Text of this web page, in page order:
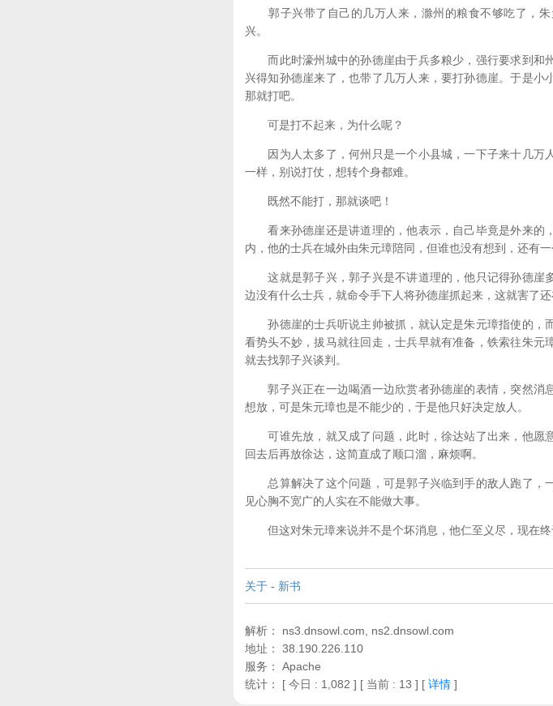
郭子兴带了自己的几万人来，滁州的粮食不够吃了，朱
兴。
而此时濠州城中的孙德崖由于兵多粮少，强行要求到和
兴得知孙德崖来了，也带了几万人来，要打孙德崖。于是小
那就打吧。
可是打不起来，为什么呢？
因为人太多了，何州只是一个小县城，一下子来十几万
一样，别说打仗，想转个身都难。
既然不能打，那就谈吧！
看来孙德崖还是讲道理的，他表示，自己毕竟是外来的
内，他的士兵在城外由朱元璋陪同，但谁也没有想到，还有一
这就是郭子兴，郭子兴是不讲道理的，他只记得孙德崖
边没有什么士兵，就命令手下人将孙德崖抓起来，这就害了还
孙德崖的士兵听说主帅被抓，就认定是朱元璋指使的，
看势头不妙，拔马就往回走，士兵早就有准备，铁索往朱元
就去找郭子兴谈判。
郭子兴正在一边喝酒一边欣赏者孙德崖的表情，突然消
想放，可是朱元璋也是不能少的，于是他只好决定放人。
可谁先放，就又成了问题，此时，徐达站了出来，他愿
回去后再放徐达，这简直成了顺口溜，麻烦啊。
总算解决了这个问题，可是郭子兴临到手的敌人跑了，
见心胸不宽广的人实在不能做大事。
但这对朱元璋来说并不是个坏消息，他仁至义尽，现在终
关于 - 新书
解析： ns3.dnsowl.com, ns2.dnsowl.com
地址： 38.190.226.110
服务： Apache
统计： [ 今日 : 1,082 ] [ 当前 : 13 ] [ 详情 ]